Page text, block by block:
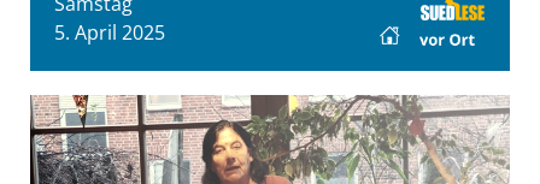
5. April 2025